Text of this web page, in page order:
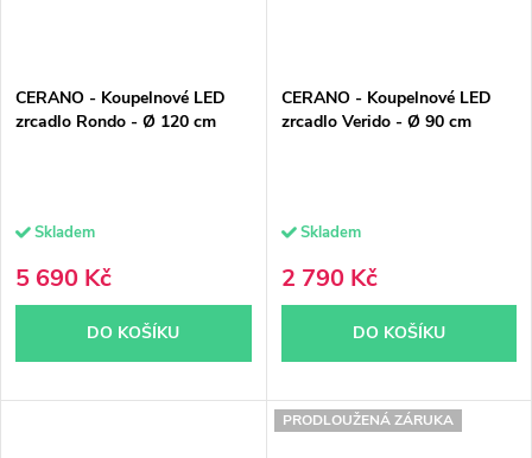
CERANO - Koupelnové LED
zrcadlo Rondo - Ø 120 cm
Skladem
5 690 Kč
DO KOŠÍKU
CERANO - Koupelnové LED
zrcadlo Verido - Ø 90 cm
Skladem
2 790 Kč
DO KOŠÍKU
PRODLOUŽENÁ ZÁRUKA